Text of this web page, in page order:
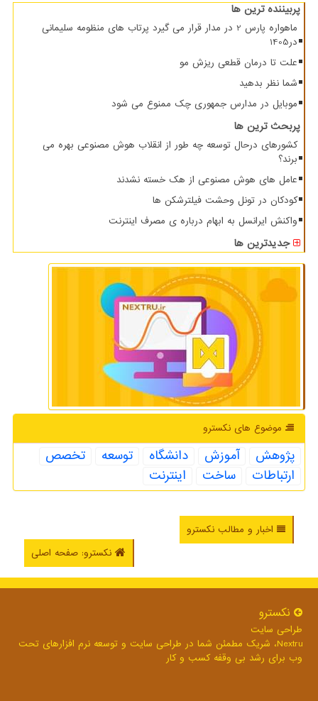
پربیننده ترین ها
ماهواره پارس 2 در مدار قرار می گیرد پرتاب های منظومه سلیمانی
در1405
علت تا درمان قطعی ریزش مو
شما نظر بدهید
موبایل در مدارس جمهوری چک ممنوع می شود
پربحث ترین ها
کشورهای درحال توسعه چه طور از انقلاب هوش مصنوعی بهره می
برند؟
عامل های هوش مصنوعی از هک خسته نشدند
کودکان در تونل وحشت فیلترشکن ها
واکنش ایرانسل به ابهام درباره ی مصرف اینترنت
جدیدترین ها
موضوع های نكسترو
پژوهش آموزش دانشگاه توسعه
تخصص
ارتباطات
ساخت اینترنت
اخبار و مطالب نکسترو
نکسترو: صفحه اصلی
نكسترو
طراحی سایت
Nextru، شریک مطمئن شما در طراحی سایت و توسعه نرم افزارهای تحت
وب برای رشد بی وقفه کسب و کار